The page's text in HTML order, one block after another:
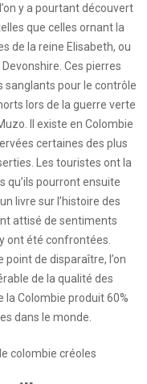
y a pourtant découvert
que celles ornant la
de la reine Elisabeth, ou
Ces pierres
sanglants pour le contrôle
lors de la guerre verte
Il existe en Colombie
certaines des plus
Les touristes ont la
qu’ils pourront ensuite
livre sur l’histoire des
attisé de sentiments
ont été confrontées.
point de disparaître, l’on
de la qualité des
la Colombie produit 60%
dans le monde.